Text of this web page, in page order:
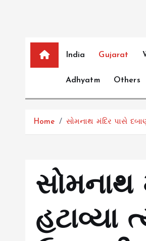
India Gujarat
Adhyatm Others
Home સોમનાથ મંદિર પાસે
સોમનાથ
હટાવ્યા